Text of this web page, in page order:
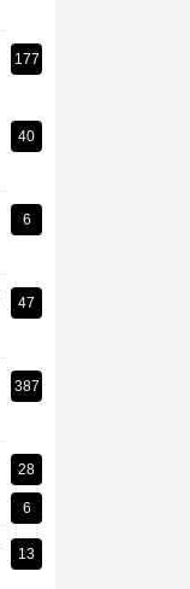
177
40
6
47
387
28
6
13